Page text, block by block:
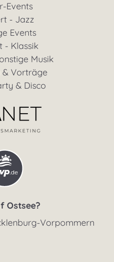
Events
- Jazz
Events
- Klassik
Musik
& Vorträge
& Disco
Ostsee?
Vorpommern